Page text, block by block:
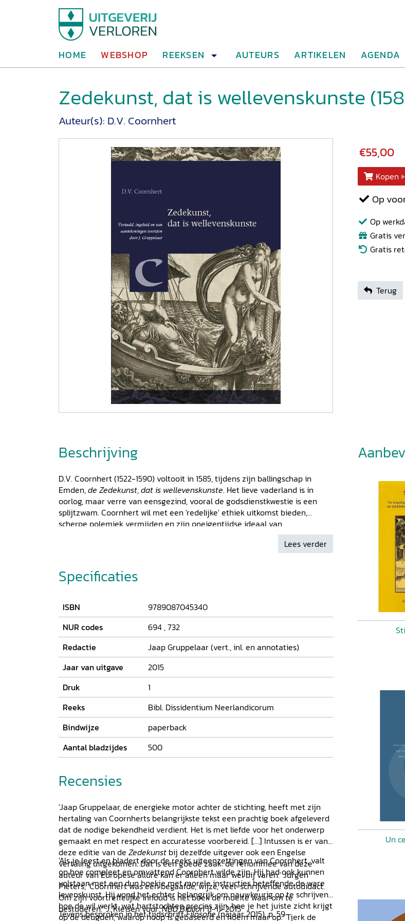
HOME WEBSHOP REEKSEN AUTEURS ARTIKELEN AGENDA
Zedekunst, dat is wellevenskunste
Auteur(s): D.V. Coornhert
€55,00
Kopen
Op
Op
Gratis
Gratis
Terug
Beschrijving
D.V. Coornhert (1522-1590) voltooit in 1585, tijdens zijn ballingschap in
Emden,de Zedekunst,dat is wellevenskunste. Het lieve vaderland is in
oorlog, maar verre van eensgezind, vooral de godsdienstkwestie is een
splijtzwam. Coornhert wil met een 'redelijke' ethiek uitkomst bieden,
scherpe polemiek vermijden en zijn oneigentijdse ideaal van
verdraagzaamheid en godsdienstvrijheid verdedigen door een praxis te
beschrijven: de wellevenskunst, iets dat allen kunnen leren. Uitgaande van
geboden mogelijk (perfectisme). De klassieke deugden - Wijsheid,
Rechtvaardigheid, Sterkte en Matigheid - drukken, zoals Coornhert laat
telkens de alledaagse praktijk van naastenliefde of goed burgerschap.
Zedekunst, de eerste ethiek in een landstaal, biedt een fraaie inkijk in de
Nederlanden van de zestiende eeuw: de morele gevoeligheden, de
geloofsopvattingen en de religiepolitiek.
Lees verder
Specificaties
ISBN
9789087045340
NUR codes
694 ,732
Redactie
Jaap Gruppelaar (vert., inl. en annotaties)
Jaar van uitgave
2015
Druk
1
Reeks
Bibl. Dissidentium Neerlandicorum
Bindwijze
paperback
Aantal bladzijdes
500
Recensies
'Jaap Gruppelaar, de energieke motor achter de stichting, heeft met zijn
hertaling van Coornherts belangrijkste tekst een prachtig boek afgeleverd
dat de nodige bekendheid verdient. Het is met liefde voor het onderwerp
gemaakt en met respect en accuratesse voorbereid. [...] Intussen is er van
deze editie van de Zedekunst bij dezelfde uitgever ook een Engelse
vertaling uitgekomen. Dat is een goede zaak: de renommee van deze
auteur van Europese allure kan er alleen maar wel bij varen.' Jürgen
Pieters; 'Coornhert was een begaafde, wijze, veel-schrijvende autodidact.
Om zijn voortreffelijke inhoud is het boek de moeite waar om te
bestuderen.' J. Kleisen voor:NBD Biblion11-11-2015
'Als je leest en bladert door de reeks uiteenzettingen van Coornhert, valt
op hoe compleet en omvattend Coornhert wilde zijn. Hij had ook kunnen
volstaan met een dun boekje met morele instructies beteffende de ware
levenskunst. Hij vond het echter belangrijk om nauwkeurig op te schrijven
hoe de wil werkt, wat hartstochten precies zijn, hoe je het juiste zicht krijgt
op de deugden, waarop hoop is gebaseerd en noem maar op.' Tjerk de
Tevens besproken in het tijdschriftFilosofie(najaar 2015), p. 59-
Un